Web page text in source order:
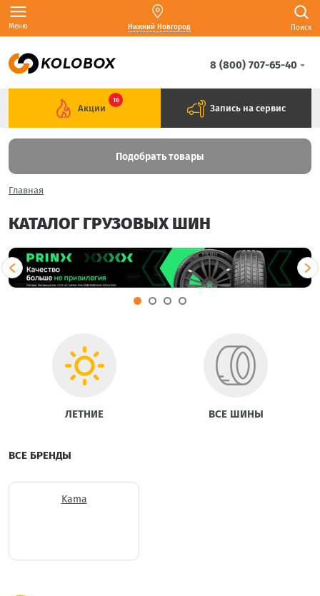
Меню Нижний Новгород Поиск
8 (800) 707-65-40
Акции
16
Запись на сервис
Подобрать товары
Главная
КАТАЛОГ ГРУЗОВЫХ ШИН
ЛЕТНИЕ ВСЕ ШИНЫ
ВСЕ БРЕНДЫ
Kama